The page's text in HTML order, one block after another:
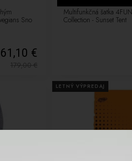
Sno
€
179,00€
Multifunkčná šatka
Collection - Sunset Tent
LETNÝ VÝPREDAJ